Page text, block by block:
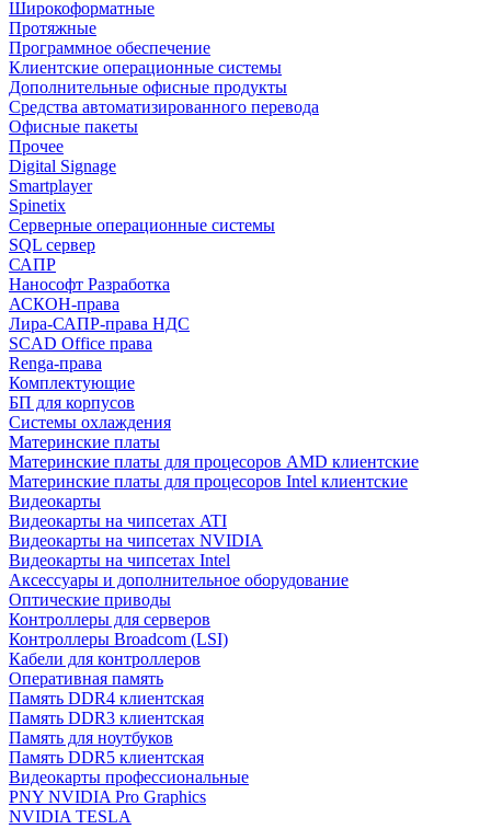
Широкоформатные
Протяжные
Программное обеспечение
Клиентские операционные системы
Дополнительные офисные продукты
Средства автоматизированного перевода
Офисные пакеты
Прочее
Digital Signage
Smartplayer
Spinetix
Серверные операционные системы
SQL сервер
САПР
Нанософт Разработка
АСКОН-права
Лира-САПР-права НДС
SCAD Office права
Renga-права
Комплектующие
БП для корпусов
Системы охлаждения
Материнские платы
Материнские платы для процесоров AMD клиентские
Материнские платы для процесоров Intel клиентские
Видеокарты
Видеокарты на чипсетах ATI
Видеокарты на чипсетах NVIDIA
Видеокарты на чипсетах Intel
Аксессуары и дополнительное оборудование
Оптические приводы
Контроллеры для серверов
Контроллеры Broadcom (LSI)
Кабели для контроллеров
Оперативная память
Память DDR4 клиентская
Память DDR3 клиентская
Память для ноутбуков
Память DDR5 клиентская
Видеокарты профессиональные
PNY NVIDIA Pro Graphics
NVIDIA TESLA